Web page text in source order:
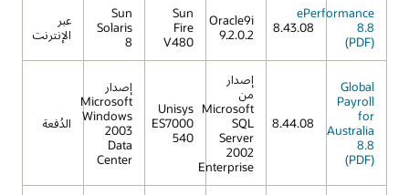
ePerformance
8.8
(PDF)
8.43.08
Oracle9i
9.2.0.2
Sun
Fire
V480
Sun
Solaris
8
عبر
الإنترنت
Global
Payroll
for
Australia
8.8
(PDF)
8.44.08
إصدار
من
Microsoft
SQL
Server
2002
Enterprise
Unisys
ES7000
540
إصدار
Microsoft
Windows
2003
Data
Center
الدُفعة